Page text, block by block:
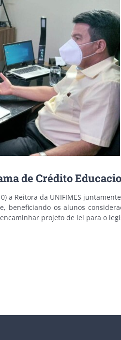
de Crédito
Reitora da UNIFIMES
beneficiando os alunos
projeto de lei para o